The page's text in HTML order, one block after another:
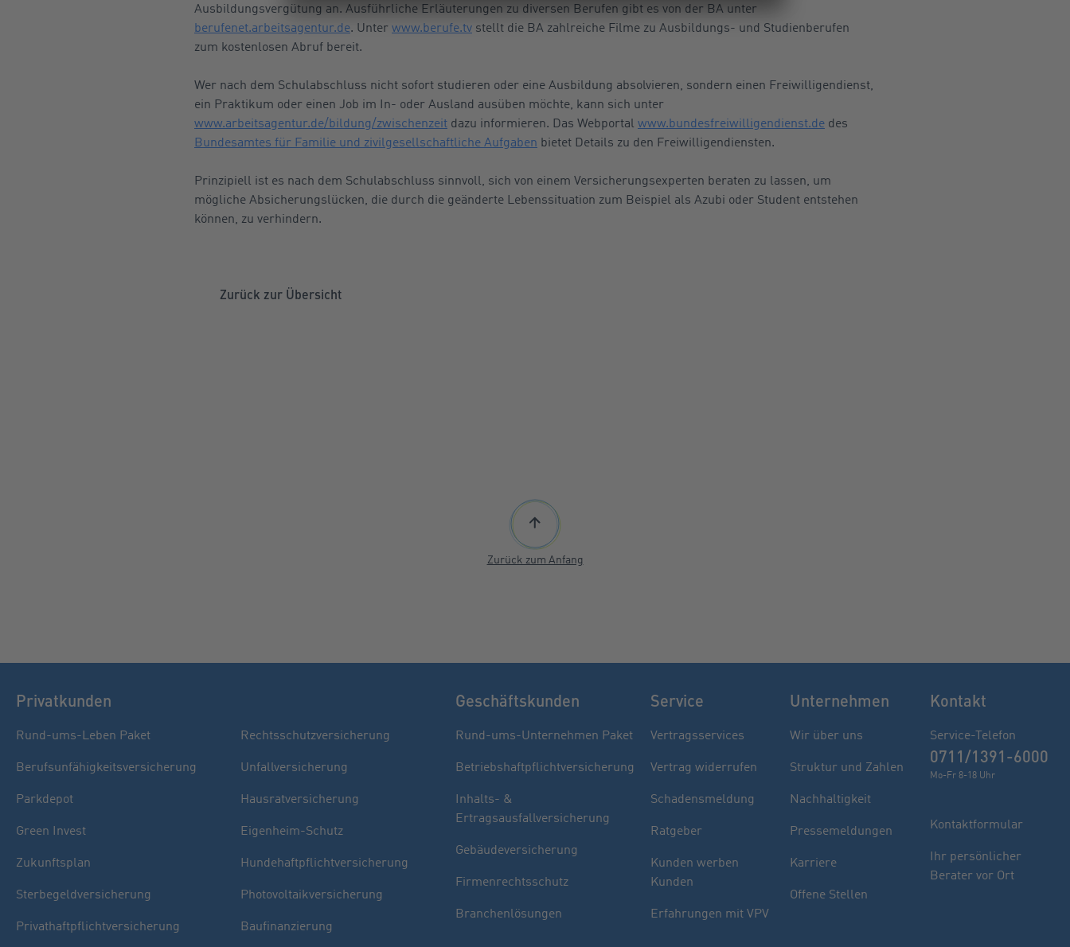
Finden Sie Ihren Berater
Sie haben noch Fragen oder möchten sich
indivuell beraten lassen.
Ausbildungsvergütung an. Ausführliche Erläuterungen zu diversen Berufen gibt es von der BA unter
berufenet.arbeitsagentur.de. Unter www.berufe.tv stellt die BA zahlreiche Filme zu Ausbildungs- und Studienberufen
zum kostenlosen Abruf bereit.
Wer nach dem Schulabschluss nicht sofort studieren oder eine Ausbildung absolvieren, sondern einen Freiwilligendienst,
ein Praktikum oder einen Job im In- oder Ausland ausüben möchte, kann sich unter
www.arbeitsagentur.de/bildung/zwischenzeit dazu informieren. Das Webportal www.bundesfreiwilligendienst.de des
Bundesamtes für Familie und zivilgesellschaftliche Aufgaben bietet Details zu den Freiwilligendiensten.
Prinzipiell ist es nach dem Schulabschluss sinnvoll, sich von einem Versicherungsexperten beraten zu lassen, um
mögliche Absicherungslücken, die durch die geänderte Lebenssituation zum Beispiel als Azubi oder Student entstehen
können, zu verhindern.
Zurück zur Übersicht
Zurück zum Anfang
Privatkunden
Rund-ums-Leben Paket
Berufsunfähigkeitsversicherung
Parkdepot
Green Invest
Zukunftsplan
Sterbegeldversicherung
Privathaftpflichtversicherung
Rechtsschutzversicherung
Unfallversicherung
Hausratversicherung
Eigenheim-Schutz
Hundehaftpflichtversicherung
Photovoltaikversicherung
Baufinanzierung
Geschäftskunden
Rund-ums-Unternehmen Paket
Betriebshaftpflichtversicherung
Inhalts- &
Ertragsausfallversicherung
Gebäudeversicherung
Firmenrechtsschutz
Branchenlösungen
Service
Vertragsservices
Vertrag widerrufen
Schadensmeldung
Ratgeber
Kunden werben
Kunden
Erfahrungen mit VPV
Unternehmen
Wir über uns
Struktur und Zahlen
Nachhaltigkeit
Pressemeldungen
Karriere
Offene Stellen
Kontakt
Service-Telefon
0711/1391-6000
Mo-Fr 8-18 Uhr
Kontaktformular
Ihr persönlicher
Berater vor Ort